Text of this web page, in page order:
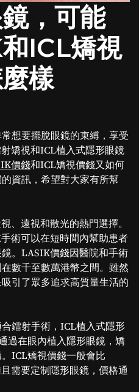
，可能
ICL矯視
樣
想要擺脫眼鏡的束縛，享受
矯視和ICL植入式隱形眼鏡
價錢和ICL矯視價錢又如何
資訊，希望對大家有所幫
、遠視和散光的熱門選擇。
術可以在短時間內幫助患者
。LASIK價錢因醫院和手術
數千至數萬港幣之間。雖然
引了眾多追求高質量生活的
鐳射手術，ICL植入式隱形
過在眼內植入隱形眼鏡，矯
ICL矯視價錢一般會比
需要定制隱形眼鏡，價格通